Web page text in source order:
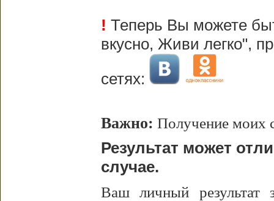
! Теперь Вы можете
вкусно, Живи легко",
сетях:
Важно: Получение моих
Результат может
случае.
Ваш личный результат